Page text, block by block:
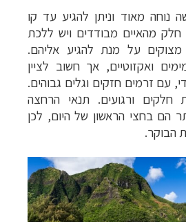
נוחה מאוד וניתן להגיע עד קו
מהאיים מבודדים ויש ללכת
על מנת להגיע אליהם.
ואקזוטיים, אך חשוב לציין
עם זרמים חזקים וגלים גבוהים.
חלקים ורגועים.תנאי הרחצה
הם בחצי הראשון של היום, לכן
הבוקר.